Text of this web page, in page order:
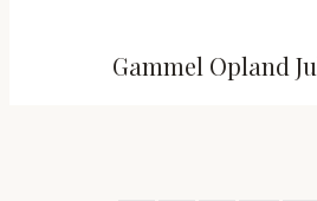
Gammel Opland